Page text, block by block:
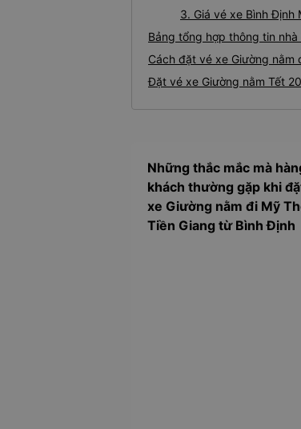
3. Giá vé xe Bình Định
Bảng tổng hợp thông tin
Cách đặt vé xe Giường nằm
Đặt vé xe Giường nằm Tết
Những thắc mắc mà
khách thường gặp khi
xe Giường nằm đi Mỹ
Tiền Giang từ Bình Định